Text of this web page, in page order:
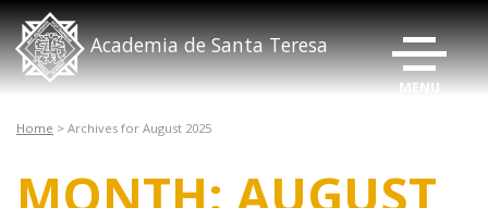
Academia de Santa Teresa
Home > Archives for August 2025
MONTH: AUGUST